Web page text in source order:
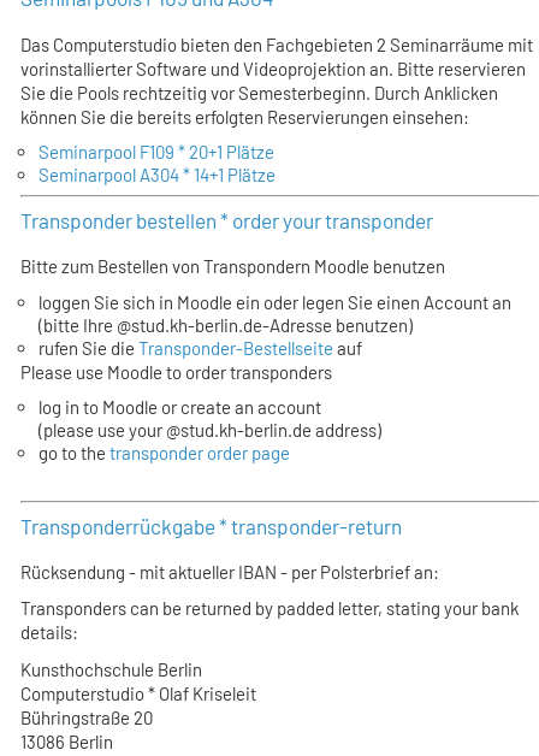
Das Computerstudio bieten den Fachgebieten 2 Seminarräume mit
vorinstallierter Software und Videoprojektion an. Bitte reservieren
Sie die Pools rechtzeitig vor Semesterbeginn. Durch Anklicken
können Sie die bereits erfolgten Reservierungen einsehen:
Seminarpool F109 * 20+1 Plätze
Seminarpool A304 * 14+1 Plätze
Transponder bestellen * order your transponder
Bitte zum Bestellen von Transpondern Moodle benutzen
loggen Sie sich in Moodle ein oder legen Sie einen Account an
(bitte Ihre @stud.kh-berlin.de-Adresse benutzen)
rufen Sie dieTransponder-Bestellseite auf
Please use Moodle to order transponders
log in to Moodle or create an account
(please use your @stud.kh-berlin.de address)
go to thetransponder order page
Transponderrückgabe * transponder-return
Rücksendung - mit aktueller IBAN - per Polsterbrief an:
Transponders can be returned by padded letter, stating your bank
details:
Kunsthochschule Berlin
Computerstudio * Olaf Kriseleit
Bühringstraße 20
13086 Berlin